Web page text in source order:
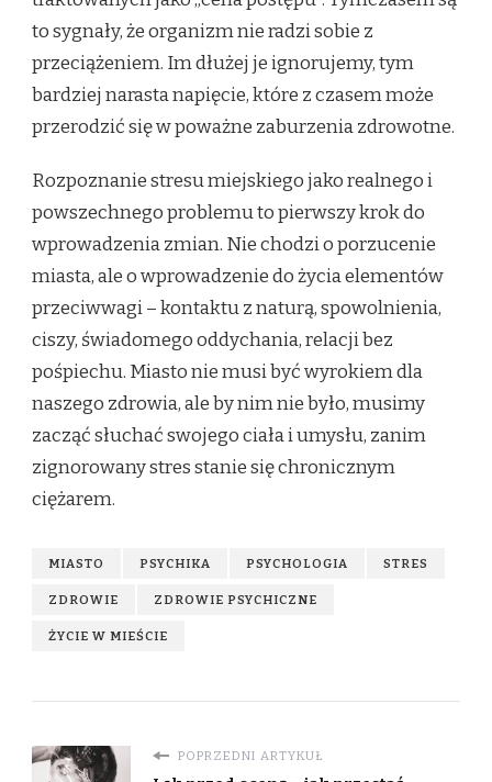
to sygnały, że organizm nie radzi sobie z
przeciążeniem. Im dłużej je ignorujemy, tym
bardziej narasta napięcie, które z czasem może
przerodzić się w poważne zaburzenia zdrowotne.
Rozpoznanie stresu miejskiego jako realnego i
powszechnego problemu to pierwszy krok do
wprowadzenia zmian. Nie chodzi o porzucenie
miasta, ale o wprowadzenie do życia elementów
przeciwwagi – kontaktu z naturą, spowolnienia,
ciszy, świadomego oddychania, relacji bez
pośpiechu. Miasto nie musi być wyrokiem dla
naszego zdrowia, ale by nim nie było, musimy
zacząć słuchać swojego ciała i umysłu, zanim
zignorowany stres stanie się chronicznym
ciężarem.
MIASTO PSYCHIKA PSYCHOLOGIA STRES
ZDROWIE ZDROWIE PSYCHICZNE
ŻYCIE W MIEŚCIE
POPRZEDNI ARTYKUŁ